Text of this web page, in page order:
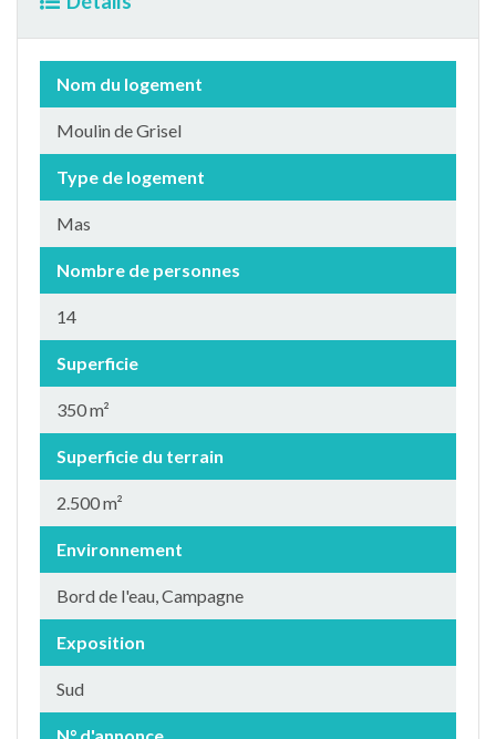
Nom du logement
Moulin de Grisel
Type de logement
Mas
Nombre de personnes
14
Superficie
350 m²
Superficie du terrain
2.500 m²
Environnement
Bord de l'eau, Campagne
Exposition
Sud